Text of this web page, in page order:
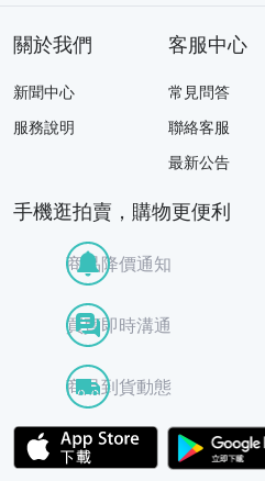
關於我們
新聞中心
服務說明
客服中心
常見問答
聯絡客服
最新公告
手機逛拍賣，購物更便利
商品降價通知
買賣即時溝通
商品到貨動態
APP Store